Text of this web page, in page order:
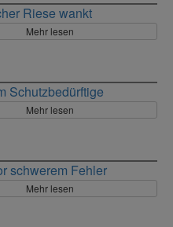
Riese wankt
Mehr lesen
Schutzbedürftige
Mehr lesen
schwerem Fehler
Mehr lesen